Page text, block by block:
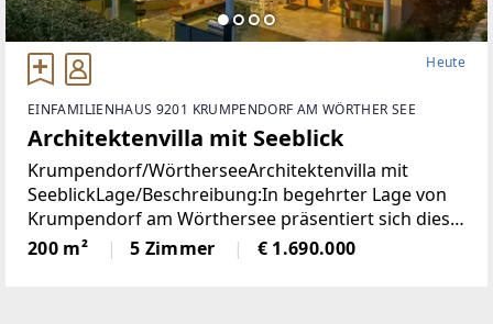
Heute
EINFAMILIENHAUS 9201 KRUMPENDORF AM WÖRTHER SEE
Architektenvilla mit Seeblick
Krumpendorf/WörtherseeArchitektenvilla mit
SeeblickLage/Beschreibung:In begehrter Lage von
Krumpendorf am Wörthersee präsentiert sich diese
herausragende Architekten-Villa als ein wahres
Refugium für Anspruchsvolle. Die im Jahr 2010
200 m² 5 Zimmer € 1.690.000